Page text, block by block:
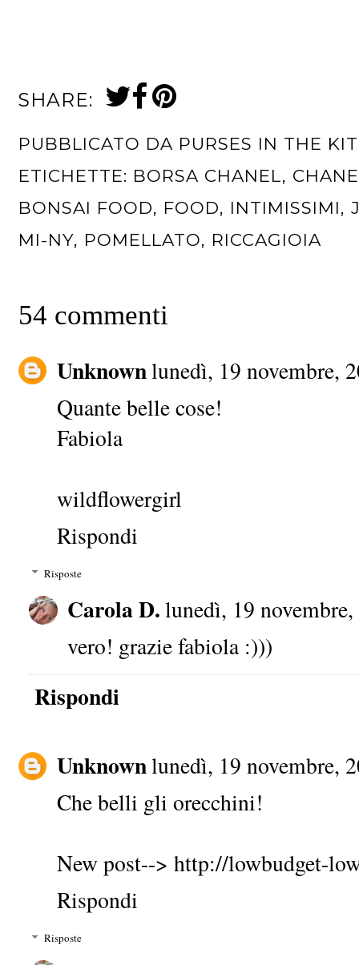
SHARE:
PUBBLICATO DA PURSES IN THE
ETICHETTE: BORSA CHANEL,
BONSAI FOOD, FOOD, INTIMISSIMI,
MI-NY, POMELLATO, RICCAGIOIA
54 commenti
Unknownlunedì, 19 novembre,
Quante belle cose!
Fabiola
wildflowergirl
Rispondi
Risposte
Carola D.lunedì, 19
vero! grazie fabiola :)))
Rispondi
Unknownlunedì, 19 novembre,
Che belli gli orecchini!
New post--> http://lowbudget-
Rispondi
Risposte